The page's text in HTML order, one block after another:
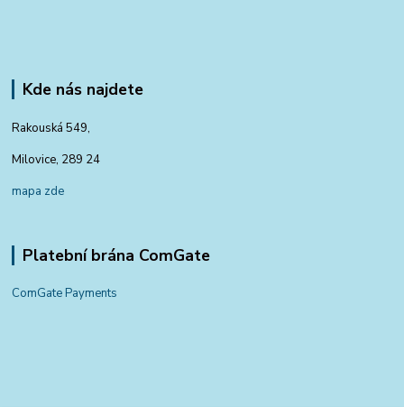
Kde nás najdete
Rakouská 549,
Milovice, 289 24
mapa zde
Platební brána ComGate
ComGate Payments